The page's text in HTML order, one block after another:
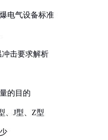
电气设备标准
冲击要求解析
的目的
、J型、Z型